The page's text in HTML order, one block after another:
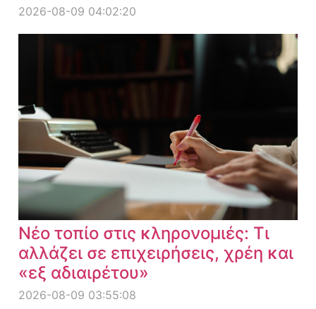
2026-08-09 04:02:20
Νέο τοπίο στις κληρονομιές: Τι
αλλάζει σε επιχειρήσεις, χρέη και
«εξ αδιαιρέτου»
2026-08-09 03:55:08